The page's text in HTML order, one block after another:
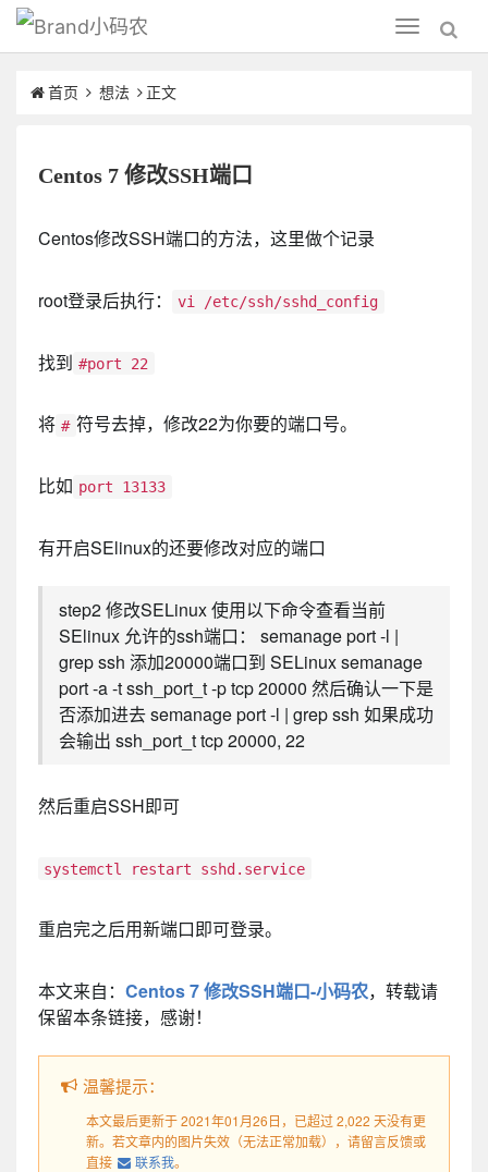
Toggle
navigation
小码农
首页 想法 正文
Centos 7 修改SSH端口
Centos修改SSH端口的方法，这里做个记录
root登录后执行： vi /etc/ssh/sshd_config
找到 #port 22
将 # 符号去掉，修改22为你要的端口号。
比如 port 13133
有开启SElinux的还要修改对应的端口
step2 修改SELinux 使用以下命令查看当前
SElinux 允许的ssh端口： semanage port -l |
grep ssh 添加20000端口到 SELinux semanage
port -a -t ssh_port_t -p tcp 20000 然后确认一下是
否添加进去 semanage port -l | grep ssh 如果成功
会输出 ssh_port_t tcp 20000, 22
然后重启SSH即可
systemctl restart sshd.service
重启完之后用新端口即可登录。
本文来自： Centos 7 修改SSH端口-小码农，转载请
保留本条链接，感谢！
温馨提示：
本文最后更新于 2021年01月26日，已超过 2,022 天没有更
新。若文章内的图片失效（无法正常加载），请留言反馈或
直接
联系我。